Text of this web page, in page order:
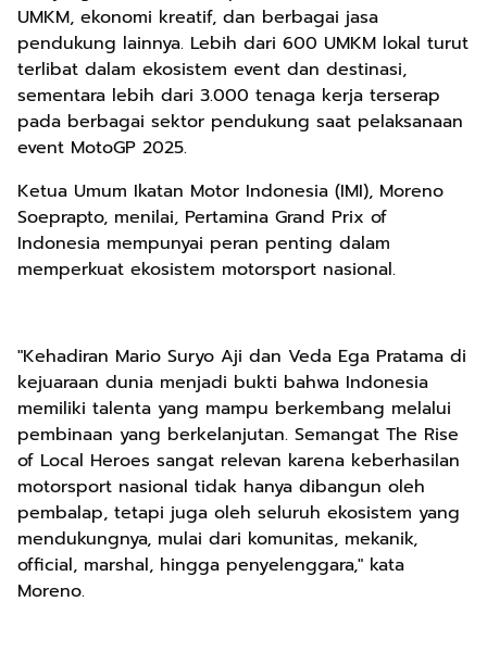
UMKM, ekonomi kreatif, dan berbagai jasa
pendukung lainnya. Lebih dari 600 UMKM lokal turut
terlibat dalam ekosistem event dan destinasi,
sementara lebih dari 3.000 tenaga kerja terserap
pada berbagai sektor pendukung saat pelaksanaan
event MotoGP 2025.
Ketua Umum Ikatan Motor Indonesia (IMI), Moreno
Soeprapto, menilai, Pertamina Grand Prix of
Indonesia mempunyai peran penting dalam
memperkuat ekosistem motorsport nasional.
"Kehadiran Mario Suryo Aji dan Veda Ega Pratama di
kejuaraan dunia menjadi bukti bahwa Indonesia
memiliki talenta yang mampu berkembang melalui
pembinaan yang berkelanjutan. Semangat The Rise
of Local Heroes sangat relevan karena keberhasilan
motorsport nasional tidak hanya dibangun oleh
pembalap, tetapi juga oleh seluruh ekosistem yang
mendukungnya, mulai dari komunitas, mekanik,
official, marshal, hingga penyelenggara," kata
Moreno.